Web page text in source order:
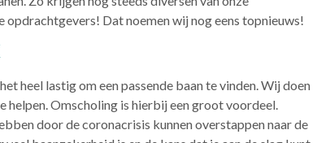
Dat noemen wij nog eens topnieuws!
heel lastig om een passende baan te vinden. Wij doen
helpen. Omscholing is hierbij een groot voordeel.
door de coronacrisis kunnen overstappen naar de